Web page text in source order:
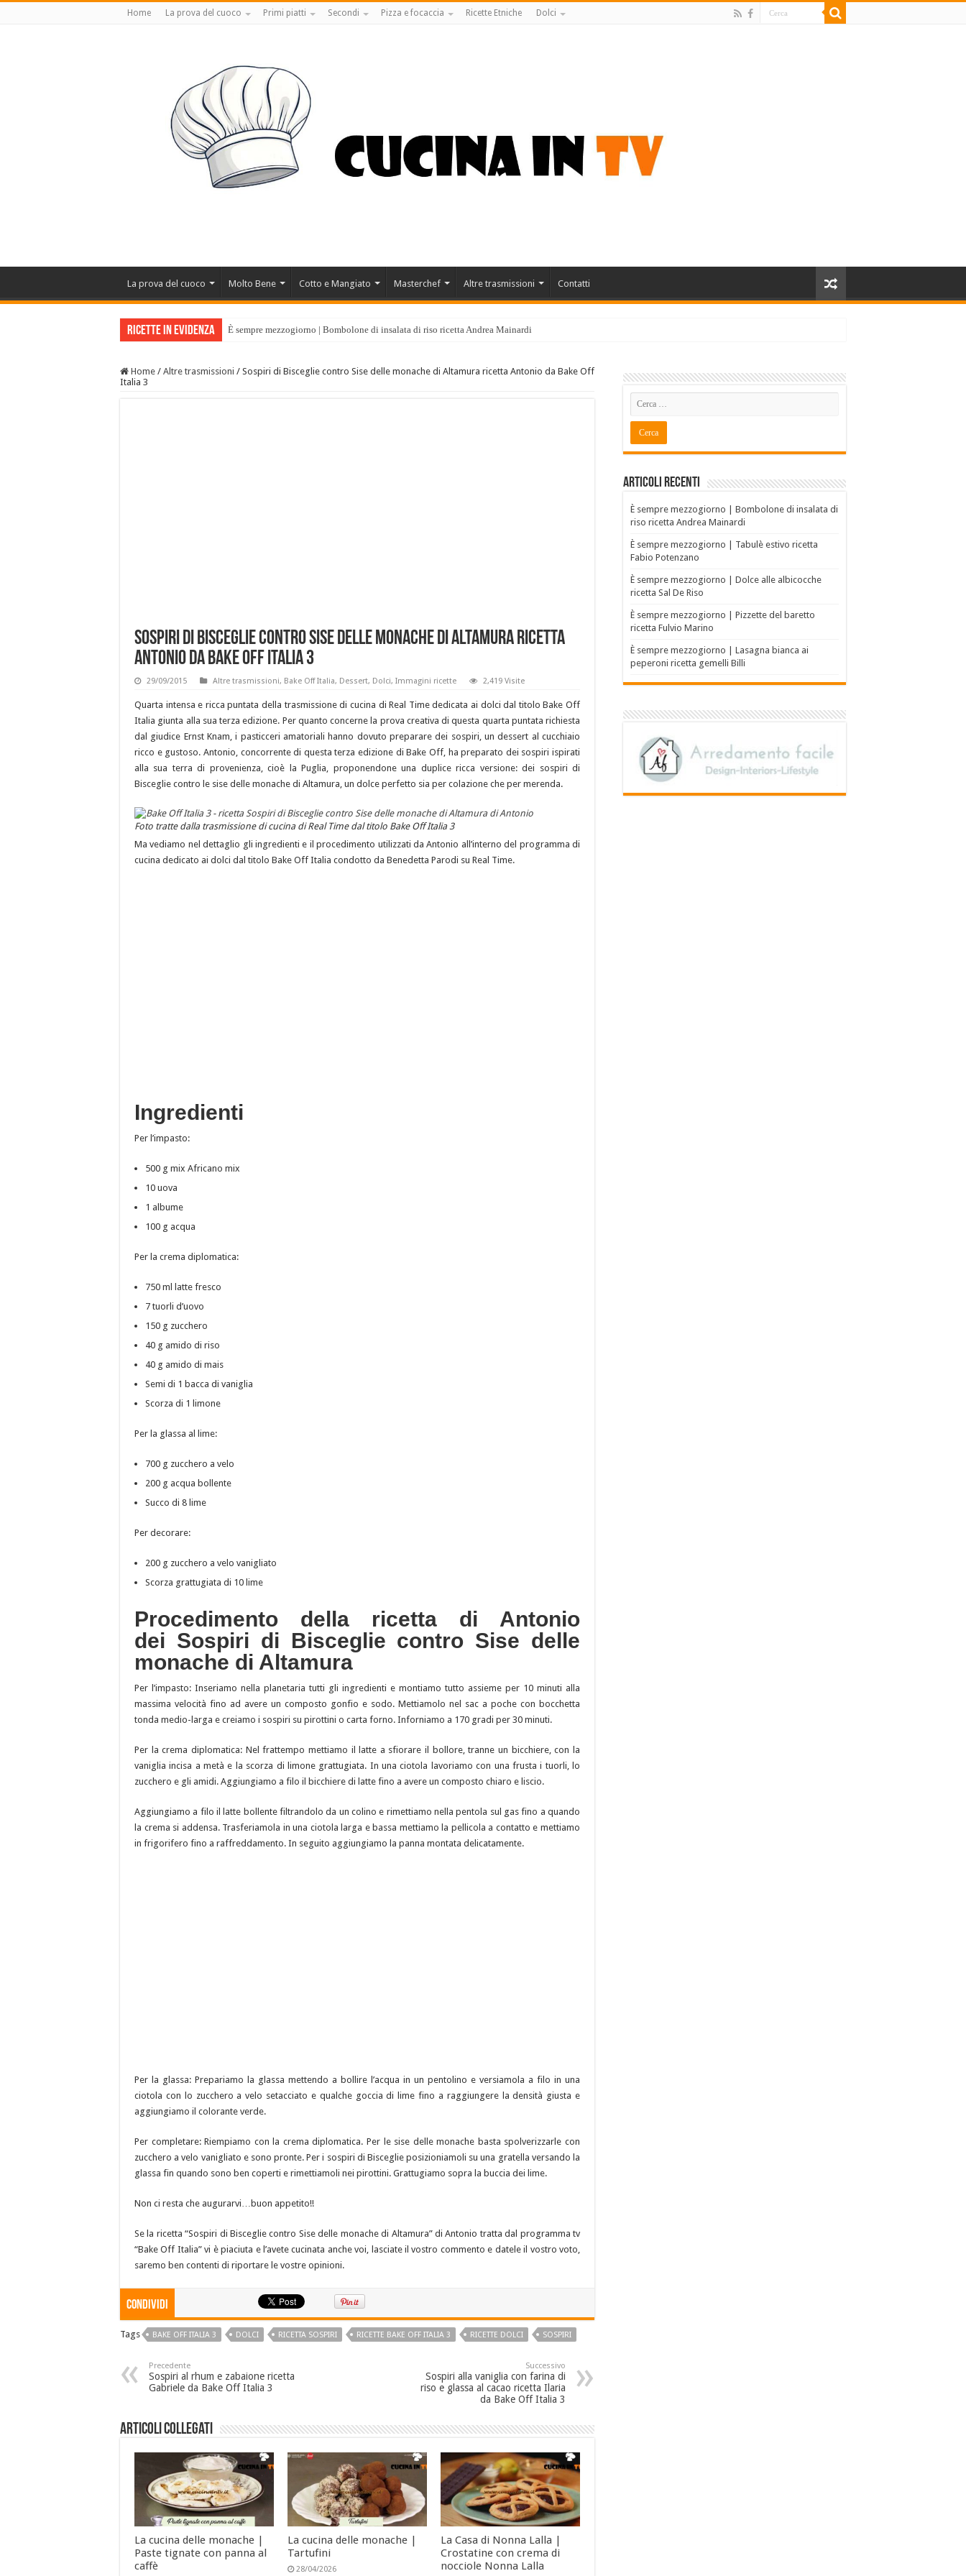
Home La prova del cuoco Primi piatti Secondi Pizza e focaccia Ricette Etniche Dolci
La prova del cuoco Molto Bene Cotto e Mangiato Masterchef Altre trasmissioni Contatti
Ricette in evidenza È sempre mezzogiorno | Bombolone di insalata di riso ricetta Andrea Mainardi
Home / Altre trasmissioni / Sospiri di Bisceglie contro Sise delle monache di Altamura ricetta Antonio da Bake Off
Italia 3
Sospiri di Bisceglie contro Sise delle monache di Altamura ricetta
Antonio da Bake Off Italia 3
29/09/2015 Altre trasmissioni, Bake Off Italia, Dessert, Dolci, Immagini ricette 2,419 Visite
Quarta intensa e ricca puntata della trasmissione di cucina di Real Time dedicata ai dolci dal titolo Bake Off
Italia giunta alla sua terza edizione. Per quanto concerne la prova creativa di questa quarta puntata richiesta
dal giudice Ernst Knam, i pasticceri amatoriali hanno dovuto preparare dei sospiri, un dessert al cucchiaio
ricco e gustoso. Antonio, concorrente di questa terza edizione di Bake Off, ha preparato dei sospiri ispirati
alla sua terra di provenienza, cioè la Puglia, proponendone una duplice ricca versione: dei sospiri di
Bisceglie contro le sise delle monache di Altamura, un dolce perfetto sia per colazione che per merenda.
Foto tratte dalla trasmissione di cucina di Real Time dal titolo Bake Off Italia 3
Ma vediamo nel dettaglio gli ingredienti e il procedimento utilizzati da Antonio all’interno del programma di
cucina dedicato ai dolci dal titolo Bake Off Italia condotto da Benedetta Parodi su Real Time.
Ingredienti
Per l’impasto:
500 g mix Africano mix
10 uova
1 albume
100 g acqua
Per la crema diplomatica:
750 ml latte fresco
7 tuorli d’uovo
150 g zucchero
40 g amido di riso
40 g amido di mais
Semi di 1 bacca di vaniglia
Scorza di 1 limone
Per la glassa al lime:
700 g zucchero a velo
200 g acqua bollente
Succo di 8 lime
Per decorare:
200 g zucchero a velo vanigliato
Scorza grattugiata di 10 lime
Procedimento della ricetta di Antonio
dei Sospiri di Bisceglie contro Sise delle
monache di Altamura
Per l’impasto: Inseriamo nella planetaria tutti gli ingredienti e montiamo tutto assieme per 10 minuti alla
massima velocità fino ad avere un composto gonfio e sodo. Mettiamolo nel sac a poche con bocchetta
tonda medio-larga e creiamo i sospiri su pirottini o carta forno. Inforniamo a 170 gradi per 30 minuti.
Per la crema diplomatica: Nel frattempo mettiamo il latte a sfiorare il bollore, tranne un bicchiere, con la
vaniglia incisa a metà e la scorza di limone grattugiata. In una ciotola lavoriamo con una frusta i tuorli, lo
zucchero e gli amidi. Aggiungiamo a filo il bicchiere di latte fino a avere un composto chiaro e liscio.
Aggiungiamo a filo il latte bollente filtrandolo da un colino e rimettiamo nella pentola sul gas fino a quando
la crema si addensa. Trasferiamola in una ciotola larga e bassa mettiamo la pellicola a contatto e mettiamo
in frigorifero fino a raffreddamento. In seguito aggiungiamo la panna montata delicatamente.
Per la glassa: Prepariamo la glassa mettendo a bollire l’acqua in un pentolino e versiamola a filo in una
ciotola con lo zucchero a velo setacciato e qualche goccia di lime fino a raggiungere la densità giusta e
aggiungiamo il colorante verde.
Per completare: Riempiamo con la crema diplomatica. Per le sise delle monache basta spolverizzarle con
zucchero a velo vanigliato e sono pronte. Per i sospiri di Bisceglie posizioniamoli su una gratella versando la
glassa fin quando sono ben coperti e rimettiamoli nei pirottini. Grattugiamo sopra la buccia dei lime.
Non ci resta che augurarvi…buon appetito!!
Se la ricetta “Sospiri di Bisceglie contro Sise delle monache di Altamura” di Antonio tratta dal programma tv
“Bake Off Italia” vi è piaciuta e l’avete cucinata anche voi, lasciate il vostro commento e datele il vostro voto,
saremo ben contenti di riportare le vostre opinioni.
Condividi
Tags BAKE OFF ITALIA 3 DOLCI RICETTA SOSPIRI RICETTE BAKE OFF ITALIA 3 RICETTE DOLCI SOSPIRI
Precedente
Sospiri al rhum e zabaione ricetta
Gabriele da Bake Off Italia 3
Successivo
Sospiri alla vaniglia con farina di
riso e glassa al cacao ricetta Ilaria
da Bake Off Italia 3
Articoli collegati
La cucina delle monache |
Paste tignate con panna al
caffè
La cucina delle monache |
Tartufini
28/04/2026
La Casa di Nonna Lalla |
Crostatine con crema di
nocciole Nonna Lalla
Articoli recenti
È sempre mezzogiorno | Bombolone di insalata di
riso ricetta Andrea Mainardi
È sempre mezzogiorno | Tabulè estivo ricetta
Fabio Potenzano
È sempre mezzogiorno | Dolce alle albicocche
ricetta Sal De Riso
È sempre mezzogiorno | Pizzette del baretto
ricetta Fulvio Marino
È sempre mezzogiorno | Lasagna bianca ai
peperoni ricetta gemelli Billi